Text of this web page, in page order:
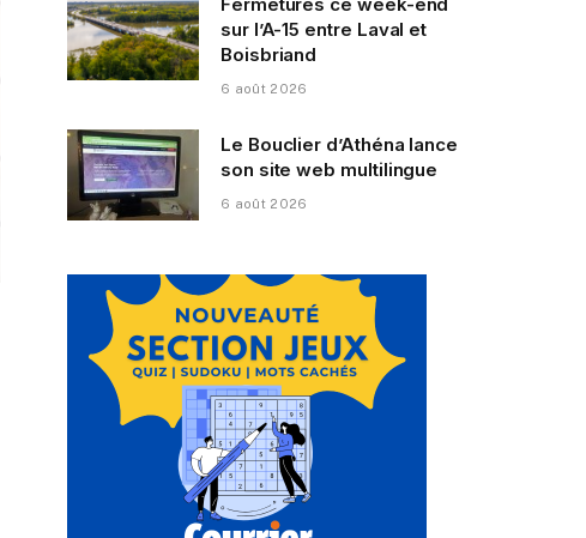
sur l’A-15 entre Laval et
Boisbriand
6 août 2026
Le Bouclier d’Athéna lance
son site web multilingue
6 août 2026